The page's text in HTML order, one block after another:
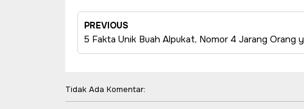
PREVIOUS
5 Fakta Unik Buah Alpukat, Nomor 4 Jarang Orang
Tidak Ada Komentar: